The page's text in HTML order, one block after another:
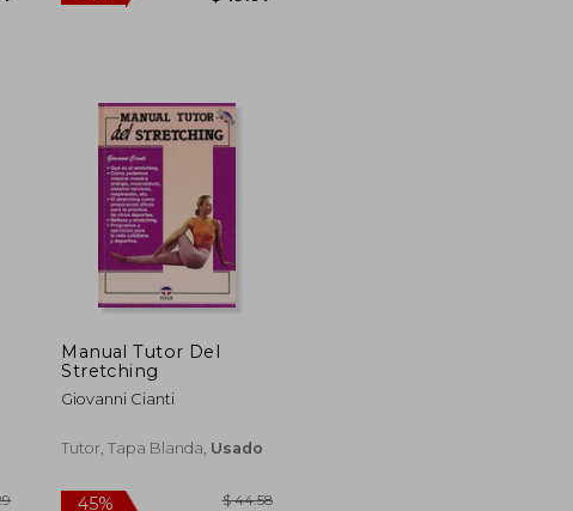
$ 45.16
Manual Tutor Del
Stretching
Giovanni Cianti
Tutor, Tapa Blanda, Usado